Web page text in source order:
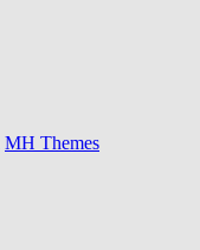
MH Themes